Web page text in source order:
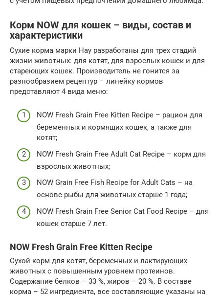
Корм NOW для кошек – виды, состав и
характеристики
Сухие корма марки Нау разработаны для трех стадий
жизни животных: для котят, для взрослых кошек и для
стареющих кошек. Производитель не гонится за
разнообразием рецептур – линейку кормов
представляют 4 вида меню:
NOW Fresh Grain Free Kitten Recipe – рацион для
беременных и кормящих кошек, а также для
котят;
NOW Fresh Grain Free Adult Cat Recipe – корм для
взрослых животных;
NOW Grain Free Fish Recipe for Adult Cats – на
основе рыбы для животных старше 1 года;
NOW Fresh Grain Free Senior Cat Food Recipe – для
кошек старше 7 лет.
NOW Fresh Grain Free Kitten Recipe
Сухой корм для котят, беременных и лактирующих
животных с повышенным уровнем протеинов.
Содержание белков – 33 %, жиров – 20 %. В составе
корма – 52 ингредиента, все составляющие указаны на